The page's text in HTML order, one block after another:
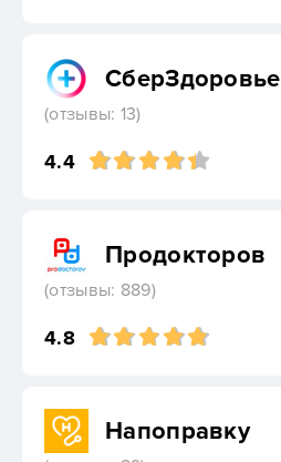
СберЗдоровье
(отзывы: 13)
4.4
Продокторов
(отзывы: 889)
4.8
Напоправку